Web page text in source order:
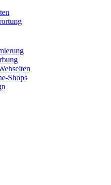
Shops